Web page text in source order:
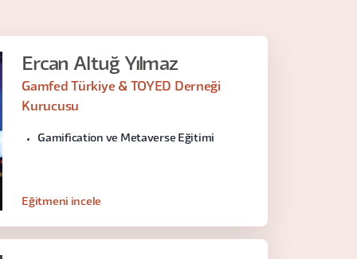
Ercan Altuğ Yılmaz
Gamfed Türkiye & TOYED Derneği
Kurucusu
Gamification ve Metaverse Eğitimi
Eğitmeni incele